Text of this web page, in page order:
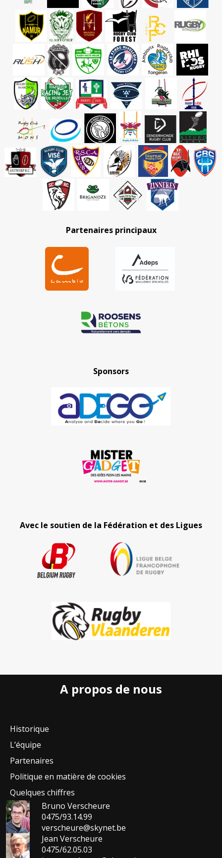
Partenaires principaux
Sponsors
Avec le soutien de la Fédération et des Ligues
A propos de nous
Historique
L’équipe
Partenaires
Politique en matière de cookies
Quelques chiffres
Bruno Verscheure
0475/93.14.99
verscheure@skynet.be
Jean Verscheure
0475/62.05.03